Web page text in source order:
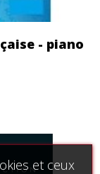
- piano
et ceux